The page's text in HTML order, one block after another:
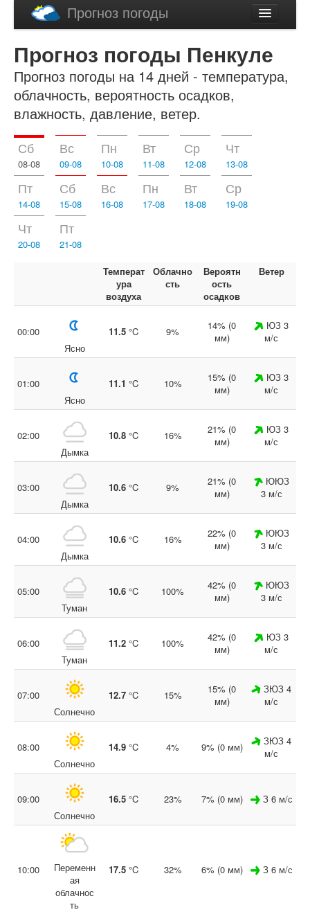
Прогноз погоды
English
Прогноз погоды Пенкуле
Прогноз погоды на 14 дней - температура,
облачность, вероятность осадков,
влажность, давление, ветер.
Сб
08-08
Вс
09-08
Пн
10-08
Вт
11-08
Ср
12-08
Чт
13-08
Пт
14-08
Сб
15-08
Вс
16-08
Пн
17-08
Вт
18-08
Ср
19-08
Чт
20-08
Пт
21-08
Температ
ура
воздуха
Облачно
сть
Вероятн
ость
осадков
Ветер
00:00
Ясно
11.5 °C 9%
14% (0
мм)
ЮЗ 3
м/с
01:00
Ясно
11.1 °C 10%
15% (0
мм)
ЮЗ 3
м/с
02:00
Дымка
10.8 °C 16%
21% (0
мм)
ЮЗ 3
м/с
03:00
Дымка
10.6 °C 9%
21% (0
мм)
ЮЮЗ
3 м/с
04:00
Дымка
10.6 °C 16%
22% (0
мм)
ЮЮЗ
3 м/с
05:00
Туман
10.6 °C 100%
42% (0
мм)
ЮЮЗ
3 м/с
06:00
Туман
11.2 °C 100%
42% (0
мм)
ЮЗ 3
м/с
07:00
Солнечно
12.7 °C 15%
15% (0
мм)
ЗЮЗ 4
м/с
08:00
Солнечно
14.9 °C 4% 9% (0 мм)
ЗЮЗ 4
м/с
09:00
Солнечно
16.5 °C 23% 7% (0 мм) З 6 м/с
10:00
Переменн
ая
облачнос
ть
17.5 °C 32% 6% (0 мм) З 6 м/с